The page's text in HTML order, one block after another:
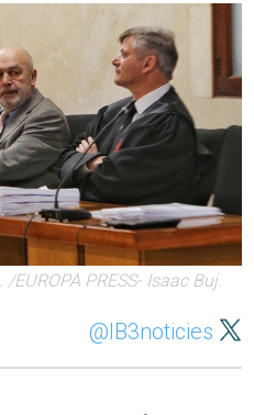
PRESS- Isaac Buj.
@IB3noticies